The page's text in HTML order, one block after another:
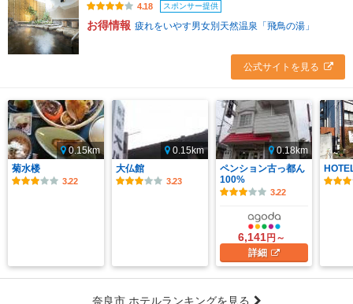
4.18 スポンサー提供
お得情報 疲れをいやす男女別天然温泉「飛鳥の湯」
公式サイトを見る
0.15km
菊水楼
3.22
0.15km
大仏館
3.23
0.18km
ペンション古っ都ん
100%
3.22
6,141円～
詳細
奈良市 ホテルランキングを見る